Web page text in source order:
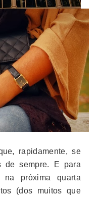
rapidamente, se
de sempre. E para
na próxima quarta
(dos muitos que